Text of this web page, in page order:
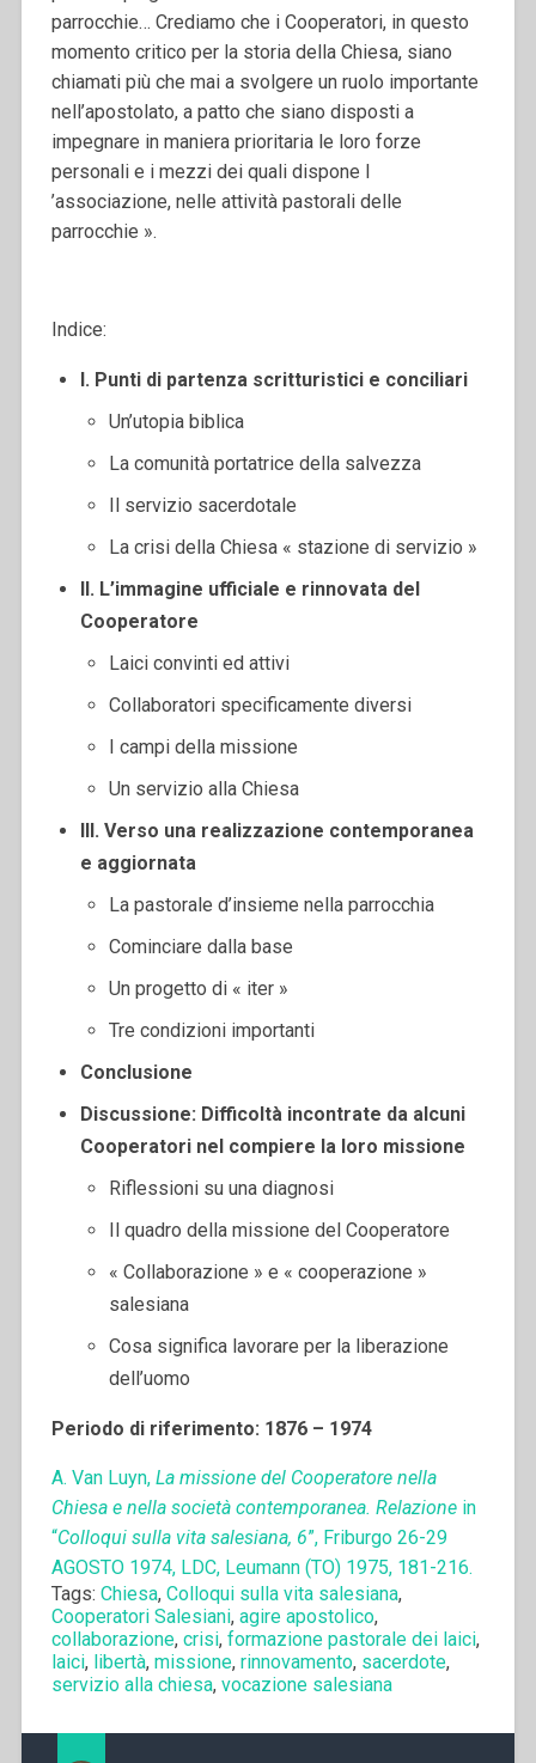
parrocchie… Crediamo che i Cooperatori, in questo
momento critico per la storia della Chiesa, siano
chiamati più che mai a svolgere un ruolo importante
nell’apostolato, a patto che siano disposti a
impegnare in maniera prioritaria le loro forze
personali e i mezzi dei quali dispone l
’associazione, nelle attività pastorali delle
parrocchie ».
Indice:
I. Punti di partenza scritturistici e conciliari
Un’utopia biblica
La comunità portatrice della salvezza
Il servizio sacerdotale
La crisi della Chiesa « stazione di servizio »
II. L’immagine ufficiale e rinnovata del
Cooperatore
Laici convinti ed attivi
Collaboratori specificamente diversi
I campi della missione
Un servizio alla Chiesa
III. Verso una realizzazione contemporanea
e aggiornata
La pastorale d’insieme nella parrocchia
Cominciare dalla base
Un progetto di « iter »
Tre condizioni importanti
Conclusione
Discussione: Difficoltà incontrate da alcuni
Cooperatori nel compiere la loro missione
Riflessioni su una diagnosi
Il quadro della missione del Cooperatore
« Collaborazione » e « cooperazione »
salesiana
Cosa significa lavorare per la liberazione
dell’uomo
Periodo di riferimento: 1876 – 1974
A. Van Luyn, La missione del Cooperatore nella
Chiesa e nella società contemporanea. Relazionein
“Colloqui sulla vita salesiana, 6”, Friburgo 26-29
AGOSTO 1974, LDC, Leumann (TO) 1975, 181-216.
Tags: Chiesa, Colloqui sulla vita salesiana,
Cooperatori Salesiani, agire apostolico,
collaborazione, crisi, formazione pastorale dei laici,
laici, libertà, missione, rinnovamento, sacerdote,
servizio alla chiesa, vocazione salesiana